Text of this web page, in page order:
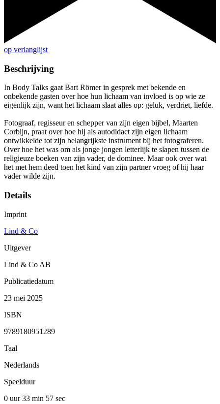
op verlanglijst
Beschrijving
In Body Talks gaat Bart Römer in gesprek met bekende en
onbekende gasten over hoe hun lichaam van invloed is op wie ze
eigenlijk zijn, want het lichaam slaat alles op: geluk, verdriet, liefde.
Fotograaf, regisseur en schepper van zijn eigen bijbel, Maarten
Corbijn, praat over hoe hij als autodidact zijn eigen lichaam
ontwikkelde tot zijn belangrijkste instrument bij het fotograferen.
Over hoe het was om als jonge jongen letterlijk te slapen tussen de
religieuze boeken van zijn vader, de dominee. Maar ook over wat
het met hem deed toen het kind van zijn partner vroeg of hij haar
vader wilde zijn.
Details
Imprint
Lind & Co
Uitgever
Lind & Co AB
Publicatiedatum
23 mei 2025
ISBN
9789180951289
Taal
Nederlands
Speelduur
0 uur 33 min 57 sec